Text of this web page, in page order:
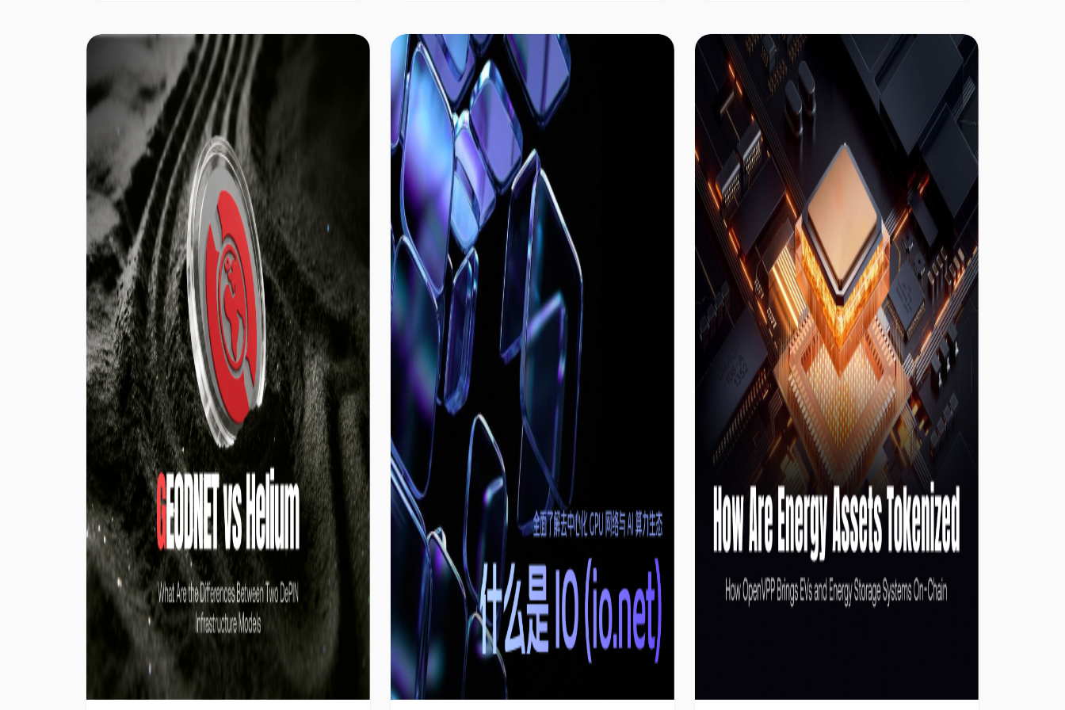
державні установи, геодезичні служби або
комерційні оператори. Обидві системи
використовують опорні станції GNSS для
створення поправочних даних позиціонування,
однак вони кардинально різняться за методами
розгортання мережі, вартістю та механізмами
кінематики реального часу (RTK) із
сантиметровою точністю для дронів, роботів,
систем автономного водіння та геодезичного
обладнання. На відміну від традиційних
централізованих сервісів позиціонування,
GEODNET використовує блокчейн і токенні
стимули для розширення глобальної
інфраструктури позиціонування, що дає змогу
охопити більшу територію високоточною
системою з нижчими витратами.
коригувальні дані на пристрої користувачів,
підвищуючи точність звичайного GPS з
метрового до сантиметрового рівня. GEODNET
інтегрує RTK із децентралізованою мережею
фізичної інфраструктури (DePIN),
використовуючи глобально розподілені опорні
станції GNSS для безперервного створення й
обміну коригувальними даними. Це забезпечує
послуги високоточного позиціонування з
ширшим охопленням і нижчими витратами. На
відміну від традиційних мереж RTK, GEODNET
застосовує токенні стимули для фінансування
інфраструктури, що дає змогу розвивати
глобальне покриття зусиллями спільноти.